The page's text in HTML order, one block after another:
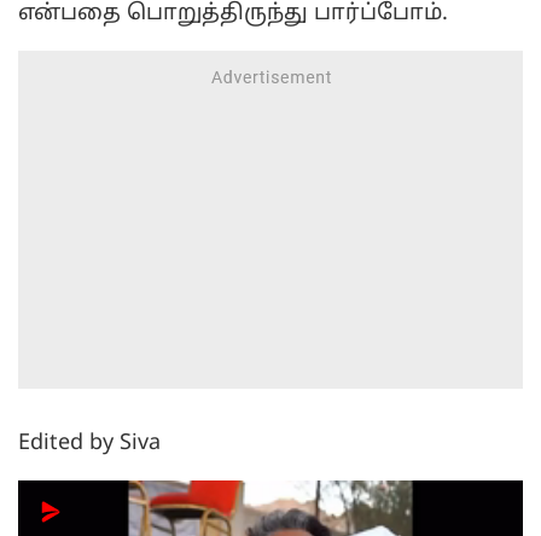
என்பதை பொறுத்திருந்து பார்ப்போம்.
Edited by Siva